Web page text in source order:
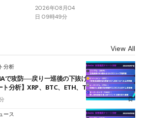
2026年08月04
日 09時49分
View All
分析
で攻防──戻り一巡後の下抜けで0.95ドルを試
分析】XRP、BTC、ETH、TAKE
ース